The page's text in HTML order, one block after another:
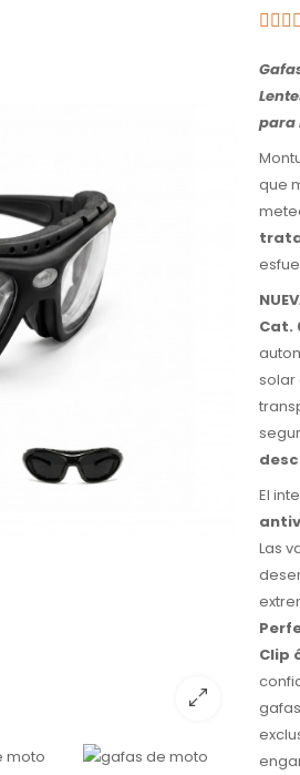
para
que
Cat.
solar
El
Las
Clip